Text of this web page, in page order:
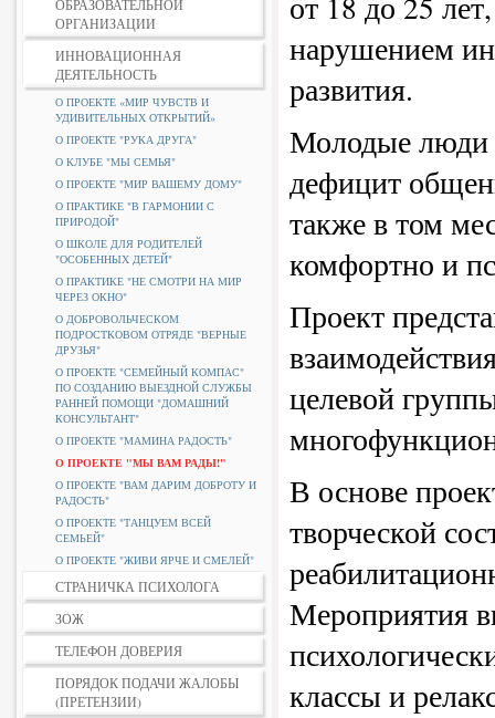
ОБРАЗОВАТЕЛЬНОЙ
ОРГАНИЗАЦИИ
ИННОВАЦИОННАЯ
ДЕЯТЕЛЬНОСТЬ
О ПРОЕКТЕ «МИР ЧУВСТВ И
УДИВИТЕЛЬНЫХ ОТКРЫТИЙ»
О ПРОЕКТЕ "РУКА ДРУГА"
О КЛУБЕ "МЫ СЕМЬЯ"
О ПРОЕКТЕ "МИР ВАШЕМУ ДОМУ"
О ПРАКТИКЕ "В ГАРМОНИИ С
ПРИРОДОЙ"
О ШКОЛЕ ДЛЯ РОДИТЕЛЕЙ
"ОСОБЕННЫХ ДЕТЕЙ"
О ПРАКТИКЕ "НЕ СМОТРИ НА МИР
ЧЕРЕЗ ОКНО"
О ДОБРОВОЛЬЧЕСКОМ
ПОДРОСТКОВОМ ОТРЯДЕ "ВЕРНЫЕ
ДРУЗЬЯ"
О ПРОЕКТЕ "СЕМЕЙНЫЙ КОМПАС"
ПО СОЗДАНИЮ ВЫЕЗДНОЙ СЛУЖБЫ
РАННЕЙ ПОМОЩИ "ДОМАШНИЙ
КОНСУЛЬТАНТ"
О ПРОЕКТЕ "МАМИНА РАДОСТЬ"
О ПРОЕКТЕ "МЫ ВАМ РАДЫ!"
О ПРОЕКТЕ "ВАМ ДАРИМ ДОБРОТУ И
РАДОСТЬ"
О ПРОЕКТЕ "ТАНЦУЕМ ВСЕЙ
СЕМЬЕЙ"
О ПРОЕКТЕ "ЖИВИ ЯРЧЕ И СМЕЛЕЙ"
СТРАНИЧКА ПСИХОЛОГА
ЗОЖ
ТЕЛЕФОН ДОВЕРИЯ
ПОРЯДОК ПОДАЧИ ЖАЛОБЫ
(ПРЕТЕНЗИИ)
нарушением
развития.
Молодые люди
дефицит
также в том
комфортно и
Проект
целевой
В основе
творческой
Мероприятия
классы и